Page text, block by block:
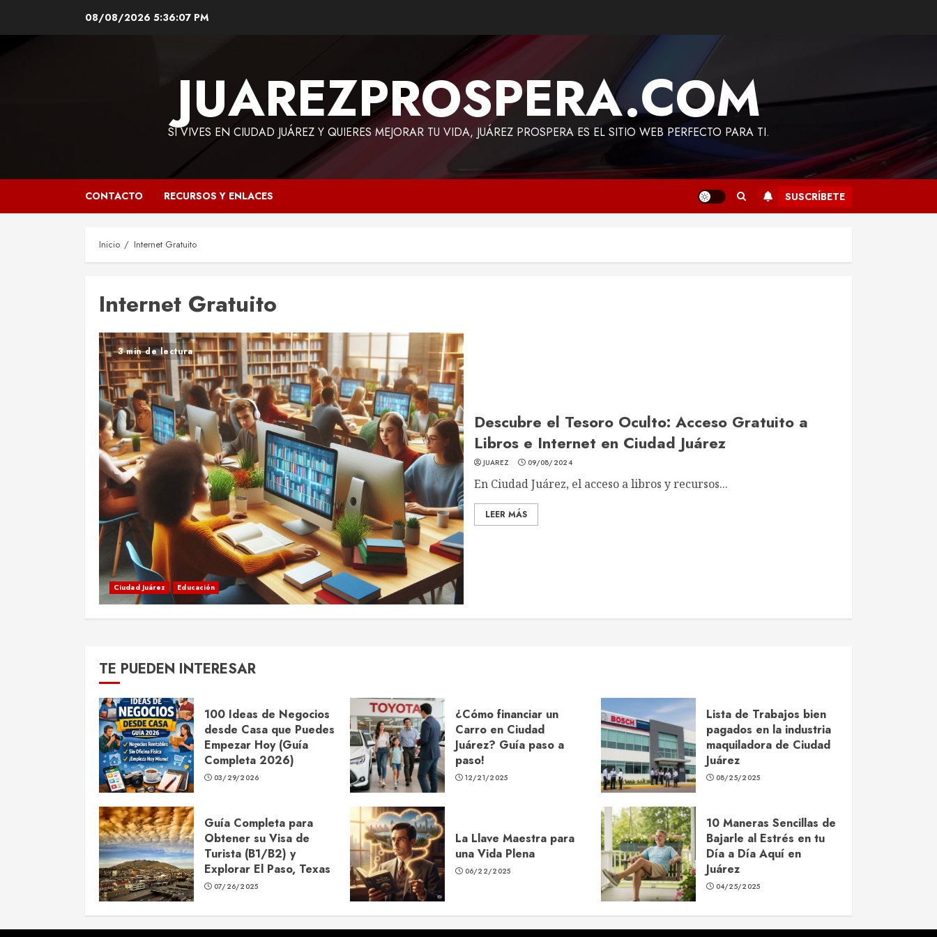
08/08/2026 5:36:08 PM
JUAREZPROSPERA.COM
SI VIVES EN CIUDAD JUÁREZ Y QUIERES MEJORAR TU VIDA, JUÁREZ PROSPERA ES EL SITIO WEB PERFECTO PARA TI.
CONTACTO RECURSOS Y ENLACES SUSCRÍBETE
Inicio Internet Gratuito
Internet Gratuito
3 min de lectura
Ciudad Juárez Educación
Descubre el Tesoro Oculto: Acceso Gratuito a
Libros e Internet en Ciudad Juárez
JUAREZ 09/08/2024
En Ciudad Juárez, el acceso a libros y recursos...
LEER MÁS
TE PUEDEN INTERESAR
100 Ideas de Negocios
desde Casa que Puedes
Empezar Hoy (Guía
Completa 2026)
03/29/2026
¿Cómo financiar un
Carro en Ciudad
Juárez? Guía paso a
paso!
12/21/2025
Lista de Trabajos bien
pagados en la industria
maquiladora de Ciudad
Juárez
08/25/2025
Guía Completa para
Obtener su Visa de
Turista (B1/B2) y
Explorar El Paso, Texas
07/26/2025
La Llave Maestra para
una Vida Plena
06/22/2025
10 Maneras Sencillas de
Bajarle al Estrés en tu
Día a Día Aquí en
Juárez
04/25/2025